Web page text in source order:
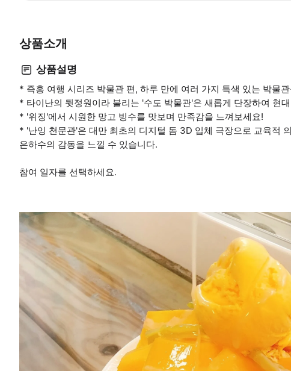
상품소개
상품설명
* 즉흥 여행 시리즈 박물관 편, 하루 만에 여러 가지 특색 있는 박물
* 타이난의 뒷정원이라 불리는 '수도 박물관'은 새롭게 단장하여 현
* '위징'에서 시원한 망고 빙수를 맛보며 만족감을 느껴보세요!
* '난잉 천문관'은 대만 최초의 디지털 돔 3D 입체 극장으로 교육적
은하수의 감동을 느낄 수 있습니다.
참여 일자를 선택하세요.